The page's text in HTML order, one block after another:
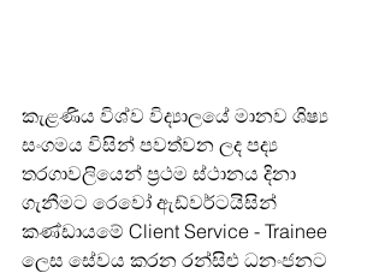
කැළණිය විශ්ව විද්‍යාලයේ මානව ශිෂ්‍ය
සංගමය විසින් පවත්වන ලද පද්‍ය
තරගාවලියෙන් ප්‍රථම ස්ථානය දිනා
ගැනීමට රෙවෝ ඇඩ්වර්ටයිසින්
කණ්ඩායමේ Client Service - Trainee
ලෙස සේවය කරන රන්සිළු ධනංජනට